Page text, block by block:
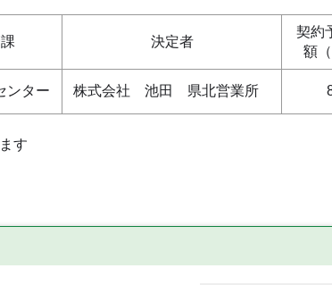
決定者
契約
額（
ンター 株式会社 池田 県北営業所
す